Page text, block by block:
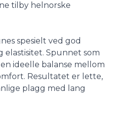
tilby helnorske
spesielt ved god
elastisitet. Spunnet som
ideelle balanse mellom
Resultatet er lette,
plagg med lang